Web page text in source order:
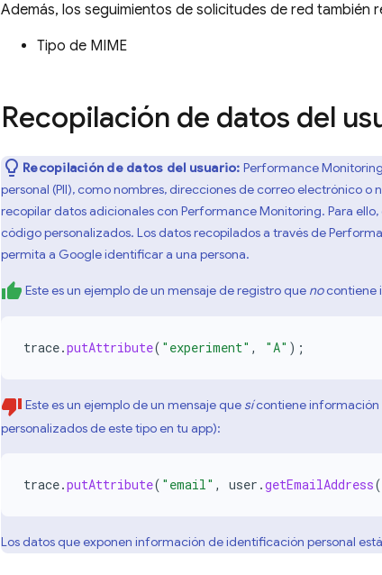
Además, los seguimientos de solicitudes de red también
Tipo de MIME
Recopilación de datos del
Recopilación de datos del usuario: Performance Monitoring
personal (PII), como nombres, direcciones de correo electrónico
recopilar datos adicionales con Performance Monitoring. Para
código personalizados. Los datos recopilados a través de
permita a Google identificar a una persona.
Este es un ejemplo de un mensaje de registro que nocontiene
trace.putAttribute( "experiment" , "A" );
Este es un ejemplo de un mensaje que sícontiene información
personalizados de este tipo en tu app):
trace.putAttribute( "email" , user .getEmailAddress
Los datos que exponen información de identificación personal